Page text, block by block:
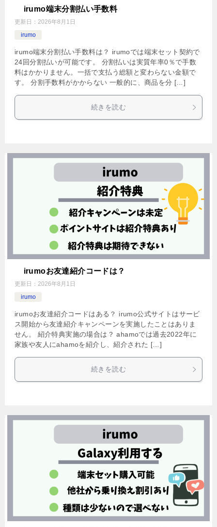
irumo端末分割払い手数料
更新日： 2026年8月1日
irumo
irumo端末分割払い手数料は？ irumoでは端末セット契約で
24回分割払いが可能です。 分割払いは実質年率0％で手数
料はかかりません。一括で支払う総額と変わらない金額で
す。 分割手数料がかからない 一般的に、商品を分 […]
続きを読む
irumoお友達紹介コードは？
更新日： 2026年8月1日
irumo
irumoお友達紹介コードはある？ irumo公式サイトはサービ
ス開始から友達紹介キャンペーンを実施したことはありま
せん。 紹介特典実施の場合は？ ahamoでは過去2022年に
家族や友人にahamoを紹介し、紹介された […]
続きを読む